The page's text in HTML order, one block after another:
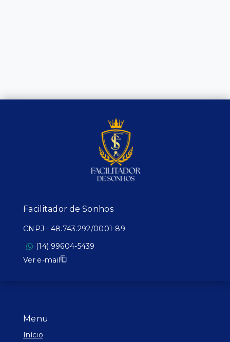
Menu
Início
Facilitador de Sonhos
CNPJ - 48.743.292/0001-89
(14) 99604-5439
Ver e-mail